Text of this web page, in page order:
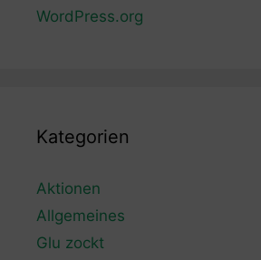
WordPress.org
Kategorien
Aktionen
Allgemeines
Glu zockt